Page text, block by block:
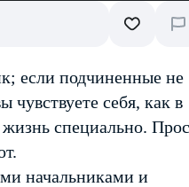
если подчиненные не
чувствуете себя, как в
специально.
начальниками и